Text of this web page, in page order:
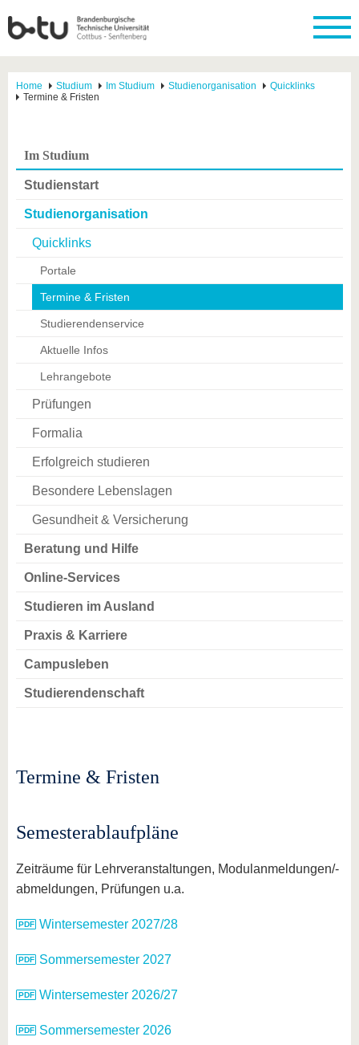
Home Studium Im Studium Studienorganisation
Quicklinks
Termine & Fristen
Im Studium
Studienstart
Studienorganisation
Quicklinks
Portale
Termine & Fristen
Studierendenservice
Aktuelle Infos
Lehrangebote
Prüfungen
Formalia
Erfolgreich studieren
Besondere Lebenslagen
Gesundheit & Versicherung
Beratung und Hilfe
Online-Services
Studieren im Ausland
Praxis & Karriere
Campusleben
Studierendenschaft
Termine & Fristen
Semesterablaufpläne
Zeiträume für Lehrveranstaltungen, Modulanmeldungen/-
abmeldungen, Prüfungen u.a.
Wintersemester 2027/28
Sommersemester 2027
Wintersemester 2026/27
Sommersemester 2026